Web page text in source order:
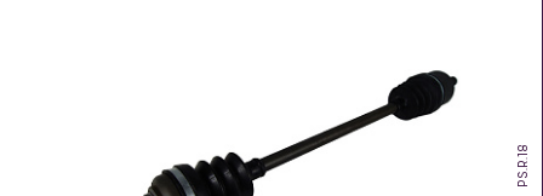
PS.R.18